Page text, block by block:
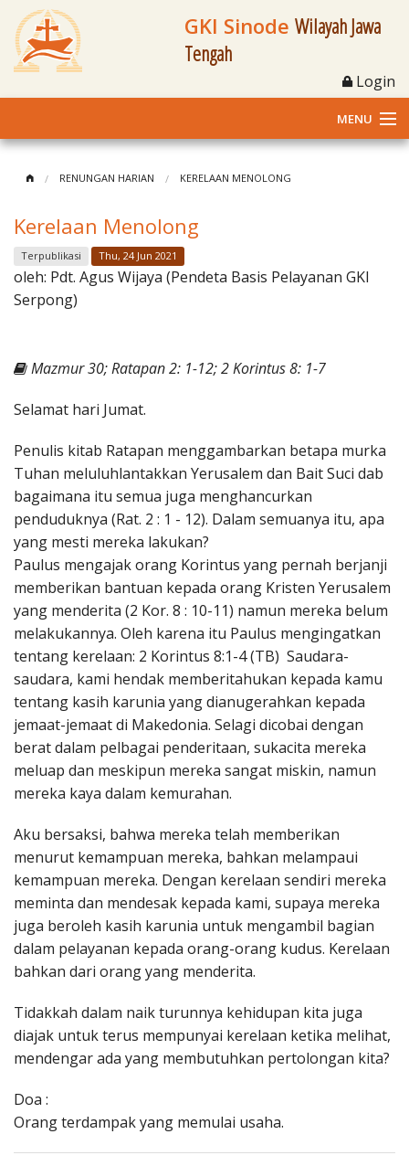
GKI Sinode Wilayah Jawa
Tengah
Login
MENU
Klasis dan Jemaat
Berita Kegiatan
Materi
RENUNGAN HARIAN KERELAAN MENOLONG
Kerelaan Menolong
Terpublikasi Thu, 24 Jun 2021
oleh: Pdt. Agus Wijaya (Pendeta Basis Pelayanan GKI
Serpong)
Mazmur 30; Ratapan 2: 1-12; 2 Korintus 8: 1-7
Selamat hari Jumat.
Penulis kitab Ratapan menggambarkan betapa murka
Tuhan meluluhlantakkan Yerusalem dan Bait Suci dab
bagaimana itu semua juga menghancurkan
penduduknya (Rat. 2 : 1 - 12). Dalam semuanya itu, apa
yang mesti mereka lakukan?
Paulus mengajak orang Korintus yang pernah berjanji
memberikan bantuan kepada orang Kristen Yerusalem
yang menderita (2 Kor. 8 : 10-11) namun mereka belum
melakukannya. Oleh karena itu Paulus mengingatkan
tentang kerelaan: 2 Korintus 8:1-4 (TB) Saudara-
saudara, kami hendak memberitahukan kepada kamu
tentang kasih karunia yang dianugerahkan kepada
jemaat-jemaat di Makedonia. Selagi dicobai dengan
berat dalam pelbagai penderitaan, sukacita mereka
meluap dan meskipun mereka sangat miskin, namun
mereka kaya dalam kemurahan.
Aku bersaksi, bahwa mereka telah memberikan
menurut kemampuan mereka, bahkan melampaui
kemampuan mereka. Dengan kerelaan sendiri mereka
meminta dan mendesak kepada kami, supaya mereka
juga beroleh kasih karunia untuk mengambil bagian
dalam pelayanan kepada orang-orang kudus. Kerelaan
bahkan dari orang yang menderita.
Tidakkah dalam naik turunnya kehidupan kita juga
diajak untuk terus mempunyai kerelaan ketika melihat,
mendengar ada yang membutuhkan pertolongan kita?
Doa :
Orang terdampak yang memulai usaha.